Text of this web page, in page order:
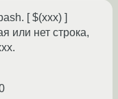
[ $(xxx) ]
или нет строка,